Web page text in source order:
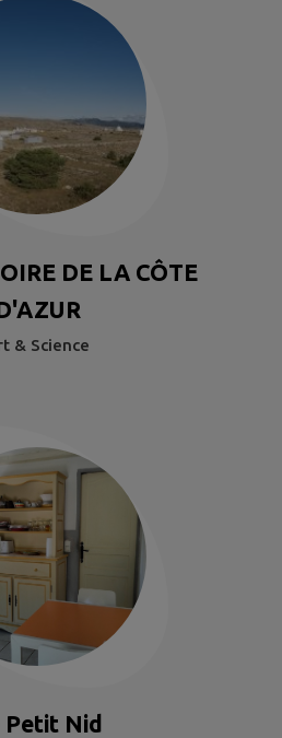
DE LA CÔTE
& Science
Petit Nid